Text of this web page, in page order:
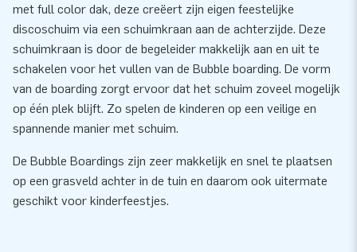
met full color dak, deze creëert zijn eigen feestelijke
discoschuim via een schuimkraan aan de achterzijde. Deze
schuimkraan is door de begeleider makkelijk aan en uit te
schakelen voor het vullen van de Bubble boarding. De vorm
van de boarding zorgt ervoor dat het schuim zoveel mogelijk
op één plek blijft. Zo spelen de kinderen op een veilige en
spannende manier met schuim.
De Bubble Boardings zijn zeer makkelijk en snel te plaatsen
op een grasveld achter in de tuin en daarom ook uitermate
geschikt voor kinderfeestjes.